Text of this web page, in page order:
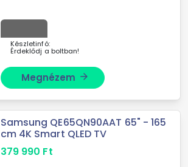
Micro ...
Készletinfó:
Érdeklődj a boltban!
Megnézem arrow_forward
Samsung QE65QN90AAT 65" - 165
cm 4K Smart QLED TV
379 990 Ft